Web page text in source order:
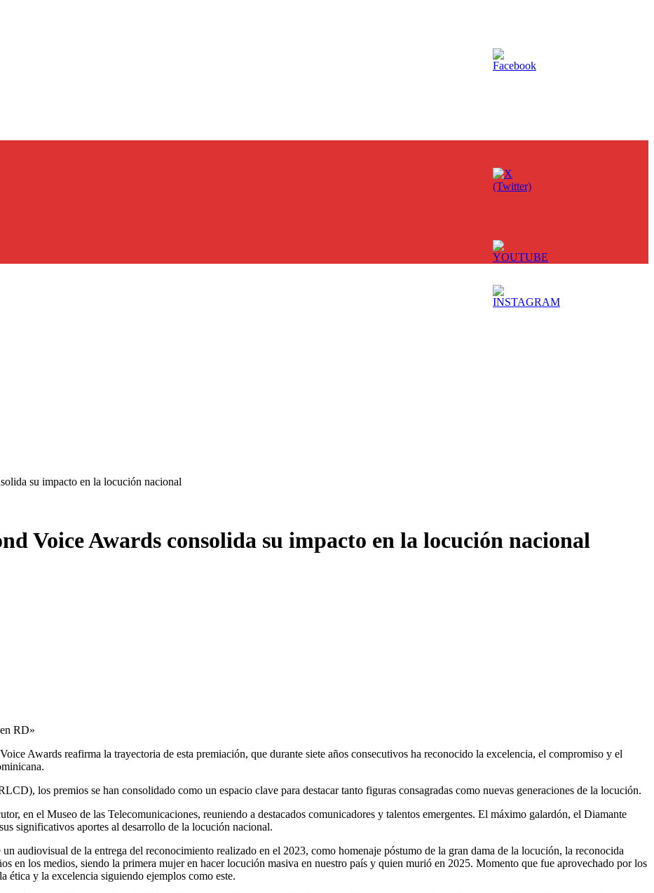
su impacto en la locución nacional
Voice Awards consolida su impacto en la locución nacional
RD»
Awards reafirma la trayectoria de esta premiación, que durante siete años consecutivos ha reconocido la excelencia, el compromiso y el
los premios se han consolidado como un espacio clave para destacar tanto figuras consagradas como nuevas generaciones de la locución.
en el Museo de las Telecomunicaciones, reuniendo a destacados comunicadores y talentos emergentes. El máximo galardón, el Diamante
significativos aportes al desarrollo de la locución nacional.
audiovisual de la entrega del reconocimiento realizado en el 2023, como homenaje póstumo de la gran dama de la locución, la reconocida
en los medios, siendo la primera mujer en hacer locución masiva en nuestro país y quien murió en 2025. Momento que fue aprovechado por los
ética y la excelencia siguiendo ejemplos como este.